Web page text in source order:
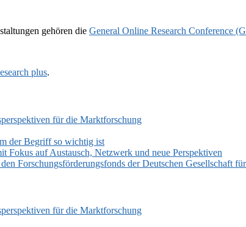
gehören die General Online Research Conference
plus.
für die Marktforschung
der Begriff so wichtig ist
Fokus auf Austausch, Netzwerk und neue Perspektiven
Forschungsförderungsfonds der Deutschen Gesellschaft
für die Marktforschung